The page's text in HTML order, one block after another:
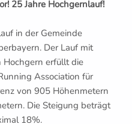
25 Jahre Hochgernlauf!
in der Gemeinde
Der Lauf mit
erfüllt die
Association für
von 905 Höhenmetern
Die Steigung beträgt
18%.